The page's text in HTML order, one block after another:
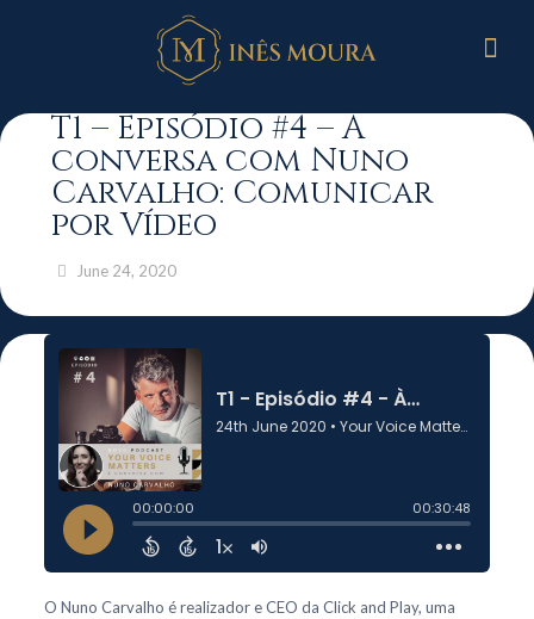
T1 – Episódio #4 – À
conversa com Nuno
Carvalho: Comunicar
por Vídeo
June 24, 2020
O Nuno Carvalho é realizador e CEO da Click and Play, uma